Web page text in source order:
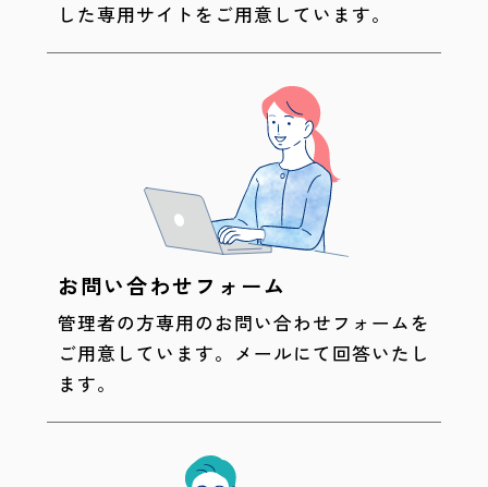
した専用サイトをご用意しています。
お問い合わせフォーム
管理者の方専用のお問い合わせフォームを
ご用意しています。メールにて回答いたし
ます。